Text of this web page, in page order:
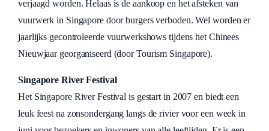
verjaagd worden. Helaas is de aankoop en het afsteken van
vuurwerk in Singapore door burgers verboden. Wel worden er
jaarlijks gecontroleerde vuurwerkshows tijdens het Chinees
Nieuwjaar georganiseerd (door Tourism Singapore).
Singapore River Festival
Het Singapore River Festival is gestart in 2007 en biedt een
leuk feest na zonsondergang langs de rivier voor een week in